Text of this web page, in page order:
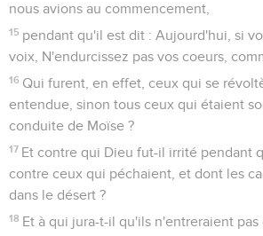
nous avions au commencement,
15 pendant qu'il est dit : Aujourd'hui, si
voix, N'endurcissez pas vos coeurs,
16 Qui furent, en effet, ceux qui se
entendue, sinon tous ceux qui étaient
conduite de Moïse ?
17 Et contre qui Dieu fut-il irrité pendant
contre ceux qui péchaient, et dont les
dans le désert ?
18 Et à qui jura-t-il qu'ils n'entreraient pas